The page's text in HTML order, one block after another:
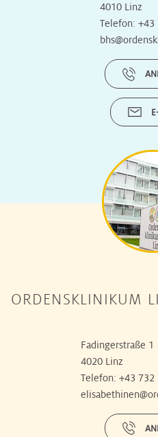
4010 Linz
Telefon: +43
ORDENSKLINIKUM
Fadingerstraße 1
4020 Linz
Telefon: +43 732